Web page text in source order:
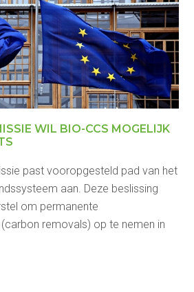
WIL BIO-CCS MOGELIJK
past vooropgesteld pad van het
aan. Deze beslissing
om permanente
removals) op te nemen in